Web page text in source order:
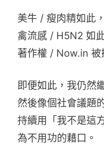
美牛 / 瘦肉精如此，
禽流感 / H5N2 如此
著作權 / Now.in 被
即便如此，我仍然
然後像個社會議題
持續用「我不是這
為不用功的藉口。